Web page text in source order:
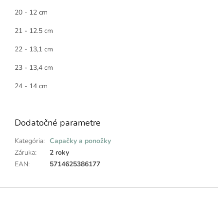
20 - 12 cm
21 - 12.5 cm
22 - 13,1 cm
23 - 13,4 cm
24 - 14 cm
Dodatočné parametre
Kategória: Capačky a ponožky
Záruka:
2 roky
EAN: 5714625386177
Z